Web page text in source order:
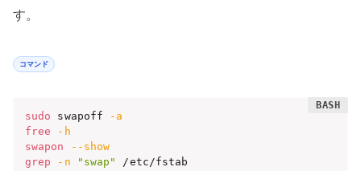
す。
コマンド
sudo swapoff
-a
free
-h
swapon
--show
grep
-n "swap" /etc/fstab